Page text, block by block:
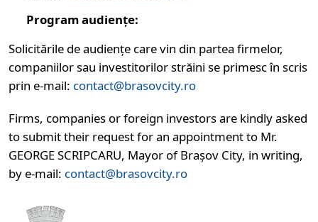
Program audiențe:
Solicitările de audiențe care vin din partea firmelor,
companiilor sau investitorilor străini se primesc în scris
prin e-mail: contact@brasovcity.ro
Firms, companies or foreign investors are kindly asked
to submit their request for an appointment to Mr.
GEORGE SCRIPCARU, Mayor of Brașov City, in writing,
by e-mail: contact@brasovcity.ro